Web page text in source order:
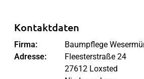
Kontaktdaten
Firma:
Baumpflege
Adresse:
Fleesterstraße 24
27612 Loxsted